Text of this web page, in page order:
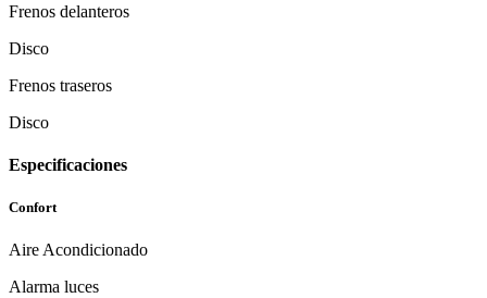
Frenos delanteros
Disco
Frenos traseros
Disco
Especificaciones
Confort
Aire Acondicionado
Alarma luces